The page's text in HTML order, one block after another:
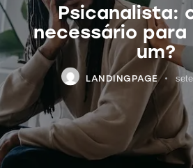
Psicanalista:
necessário
um?
LANDINGPAGE